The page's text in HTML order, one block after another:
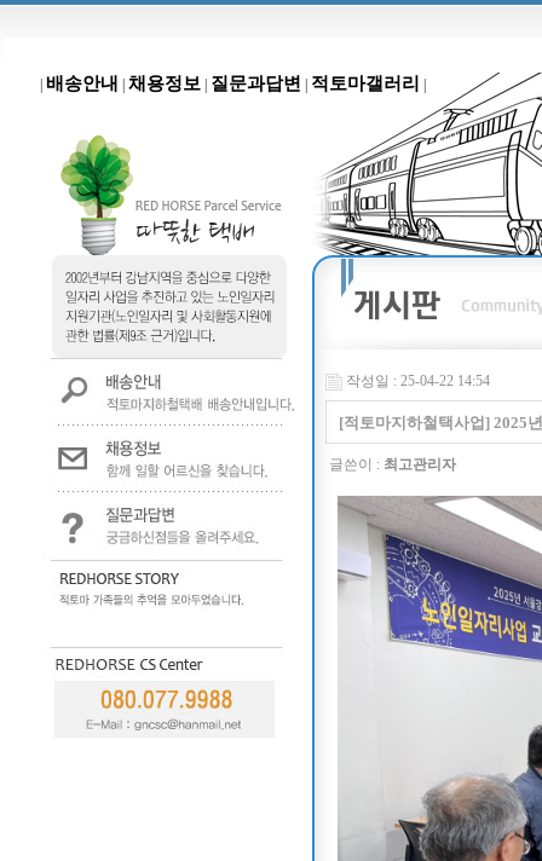
배송안내 채용정보 질문과답변 적토마갤러리
작성일 : 25-04-22 14:54
[적토마지하철택사업] 2025
글쓴이 : 최고관리자